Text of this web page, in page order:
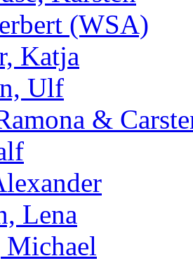
(WSA)
Katja
Ulf
&
Lena
Michael